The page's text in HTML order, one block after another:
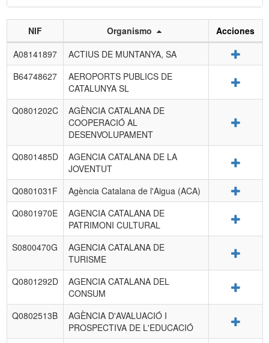
Listado
de
entidades
NIF Organismo
Acciones
A08141897
ACTIUS DE MUNTANYA, SA
B64748627
AEROPORTS PUBLICS DE
CATALUNYA SL
Q0801202C
AGÈNCIA CATALANA DE
COOPERACIÓ AL
DESENVOLUPAMENT
Q0801485D
AGENCIA CATALANA DE LA
JOVENTUT
Q0801031F Agència Catalana de l'Aigua (ACA)
Q0801970E
AGENCIA CATALANA DE
PATRIMONI CULTURAL
S0800470G
AGENCIA CATALANA DE
TURISME
Q0801292D
AGENCIA CATALANA DEL
CONSUM
Q0802513B
AGÈNCIA D'AVALUACIÓ I
PROSPECTIVA DE L'EDUCACIÓ